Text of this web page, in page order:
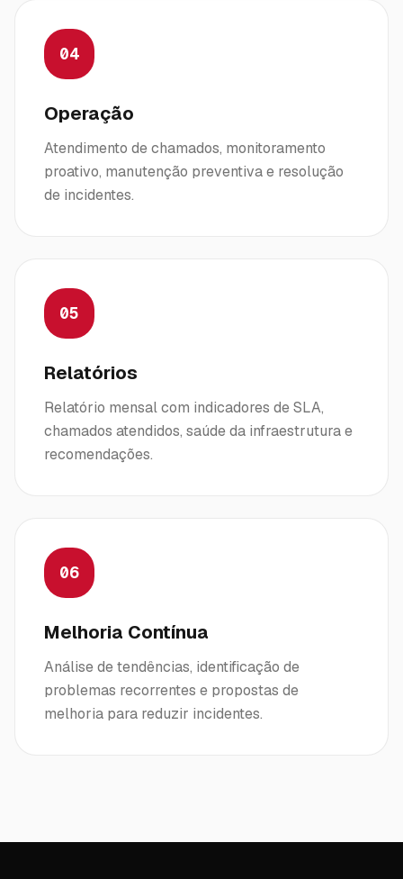
04
Operação
Atendimento de chamados, monitoramento
proativo, manutenção preventiva e resolução
de incidentes.
05
Relatórios
Relatório mensal com indicadores de SLA,
chamados atendidos, saúde da infraestrutura e
recomendações.
06
Melhoria Contínua
Análise de tendências, identificação de
problemas recorrentes e propostas de
melhoria para reduzir incidentes.